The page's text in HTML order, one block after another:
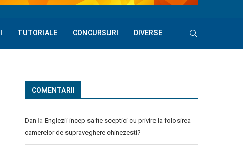
TUTORIALE CONCURSURI DIVERSE
COMENTARII
Dan la Englezii incep sa fie sceptici cu privire la folosirea
camerelor de supraveghere chinezesti?